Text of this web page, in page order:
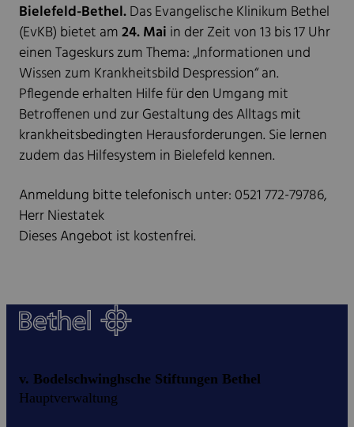
Bielefeld-Bethel.Das Evangelische Klinikum Bethel
(EvKB) bietet am24. Mai in der Zeit von 13 bis 17 Uhr
einen Tageskurs zum Thema: „Informationen und
Wissen zum Krankheitsbild Despression“ an.
Pflegende erhalten Hilfe für den Umgang mit
Betroffenen und zur Gestaltung des Alltags mit
krankheitsbedingten Herausforderungen. Sie lernen
zudem das Hilfesystem in Bielefeld kennen.
Anmeldung bitte telefonisch unter: 0521 772-79786,
Herr Niestatek
Dieses Angebot ist kostenfrei.
v. Bodelschwinghsche Stiftungen Bethel
Hauptverwaltung